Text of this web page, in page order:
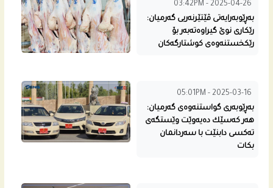
03:42PM - 2025-04-26
به‌ڕێوبه‌رایه‌تى ڤێتێرنه‌ریی گه‌رمیان:
رێكارى نوێ گیراوه‌ته‌به‌ر بۆ
رێكخستنه‌وه‌ى كوشتارگه‌كان
05:01PM - 2025-03-16
به‌ڕێوبه‌رى گواستنه‌وه‌ى گه‌رمیان:
هه‌ر كه‌سێك ده‌یه‌وێت وێستگه‌ى
ته‌كسی دابنێت با سه‌ردانمان
بكات